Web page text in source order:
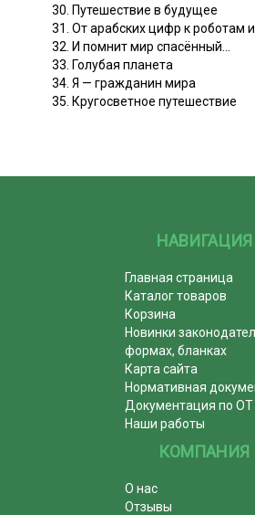
30. Путешествие в будущее
31. От арабских цифр к роботам
32. И помнит мир спасённый...
33. Голубая планета
34. Я — гражданин мира
35. Кругосветное путешествие
НАВИГАЦИЯ
Главная страница
Каталог товаров
Корзина
Новинки
формах, бланках
Карта сайта
Нормативная
Документация по
Наши работы
КОМПАНИЯ
О нас
Отзывы